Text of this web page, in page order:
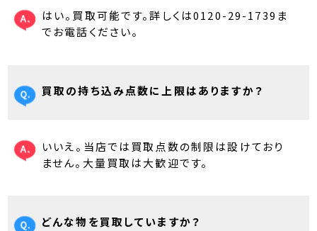
はい。買取可能です。詳しくは0120-29-1739ま
でお電話ください。
買取の持ち込み点数に上限はありますか？
いいえ。当店では買取点数の制限は設けており
ません。大量買取は大歓迎です。
どんな物を買取していますか？